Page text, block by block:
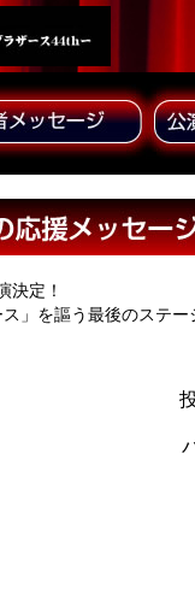
決定！
」を謳う最後のステ